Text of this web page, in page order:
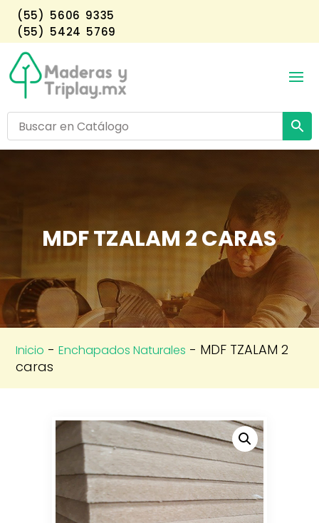
(55) 5606 9335
(55) 5424 5769
MDF TZALAM 2 CARAS
Inicio -Enchapados Naturales - MDF TZALAM 2
caras